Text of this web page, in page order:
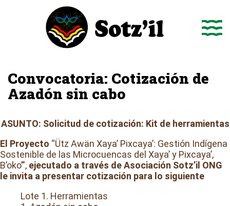
Convocatoria: Cotización de
Azadón sin cabo
ASUNTO: Solicitud de cotización: Kit de herramientas
El Proyecto “Ütz Awän Xaya’ Pixcaya’: Gestión Indígena
Sostenible de las Microcuencas del Xaya’ y Pixcaya’,
B’oko’”, ejecutado a través de Asociación Sotz’il ONG
le invita a presentar cotización para lo siguiente
Lote 1. Herramientas